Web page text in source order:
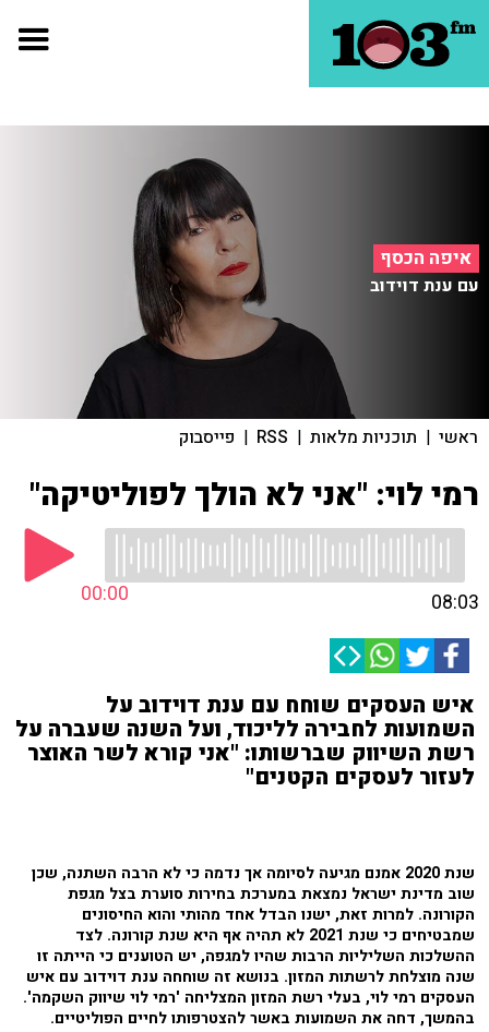
איפה הכסף
עם ענת דוידוב
ראשי | תוכניות מלאות |
RSS
| פייסבוק
רמי לוי: "אני לא הולך לפוליטיקה"
00:00 08:03
איש העסקים שוחח עם ענת דוידוב על
השמועות לחבירה לליכוד, ועל השנה שעברה על
רשת השיווק שברשותו: "אני קורא לשר האוצר
לעזור לעסקים הקטנים"
שנת 2020 אמנם מגיעה לסיומה אך נדמה כי לא הרבה השתנה, שכן
שוב מדינת ישראל נמצאת במערכת בחירות סוערת בצל מגפת
הקורונה. למרות זאת, ישנו הבדל אחד מהותי והוא החיסונים
שמבטיחים כי שנת 2021 לא תהיה אף היא שנת קורונה. לצד
ההשלכות השליליות הרבות שהיו למגפה, יש הטוענים כי הייתה זו
שנה מוצלחת לרשתות המזון. בנושא זה שוחחה ענת דוידוב עם איש
העסקים רמי לוי, בעלי רשת המזון המצליחה 'רמי לוי שיווק השקמה'.
בהמשך, דחה את השמועות באשר להצטרפותו לחיים הפוליטיים.